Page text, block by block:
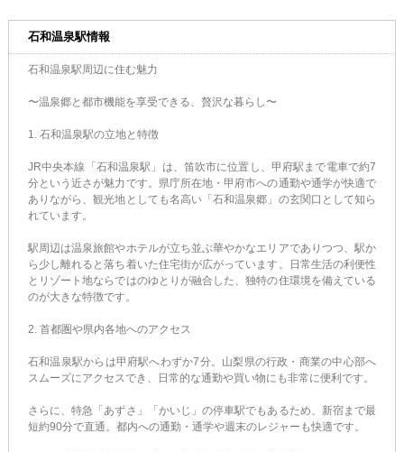
石和温泉駅情報
石和温泉駅周辺に住む魅力
〜温泉郷と都市機能を享受できる、贅沢な暮らし〜
1. 石和温泉駅の立地と特徴
JR中央本線「石和温泉駅」は、笛吹市に位置し、甲府駅まで電車で約7
分という近さが魅力です。県庁所在地・甲府市への通勤や通学が快適で
ありながら、観光地としても名高い「石和温泉郷」の玄関口として知ら
れています。
駅周辺は温泉旅館やホテルが立ち並ぶ華やかなエリアでありつつ、駅か
ら少し離れると落ち着いた住宅街が広がっています。日常生活の利便性
とリゾート地ならではのゆとりが融合した、独特の住環境を備えている
のが大きな特徴です。
2. 首都圏や県内各地へのアクセス
石和温泉駅からは甲府駅へわずか7分。山梨県の行政・商業の中心部へ
スムーズにアクセスでき、日常的な通勤や買い物にも非常に便利です。
さらに、特急「あずさ」「かいじ」の停車駅でもあるため、新宿まで最
短約90分で直通。都内への通勤・通学や週末のレジャーも快適です。